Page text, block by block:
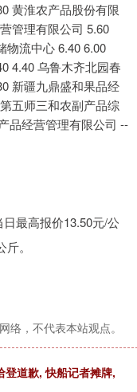
黄淮农产品股份有限
管理有限公司 5.60
物流中心 6.40 6.00
4.40 乌鲁木齐北园春
新疆九鼎盛和果品经
五师三和农副产品综
品经营管理有限公司 --
最高报价13.50元/公
。
络，不代表本站观点。
道歉, 快船记者摊牌,